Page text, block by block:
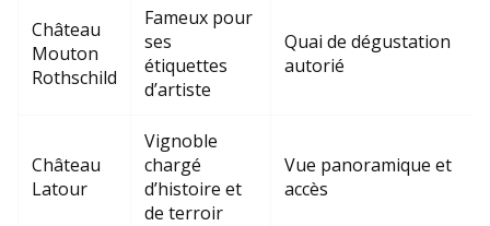
Château
Mouton
Rothschild
Fameux pour
ses
étiquettes
d’artiste
Quai de dégustation
autorié
Château
Latour
Vignoble
chargé
d’histoire et
de terroir
Vue panoramique et
accès